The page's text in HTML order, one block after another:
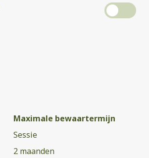
Maximale bewaartermijn
Sessie
2 maanden